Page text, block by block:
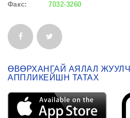
Факс:
7032-3260
ӨВӨРХАНГАЙ АЯЛАЛ
АППЛИКЕЙШН ТАТАХ